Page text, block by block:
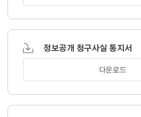
정보공개 청구사실 통지서
다운로드